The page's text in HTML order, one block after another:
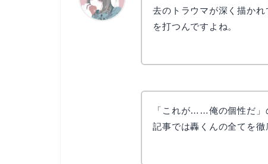
去のトラウマが深く描か
を打つんですよね。
「これが……俺の個性だ」
記事では轟くんの全てを徹